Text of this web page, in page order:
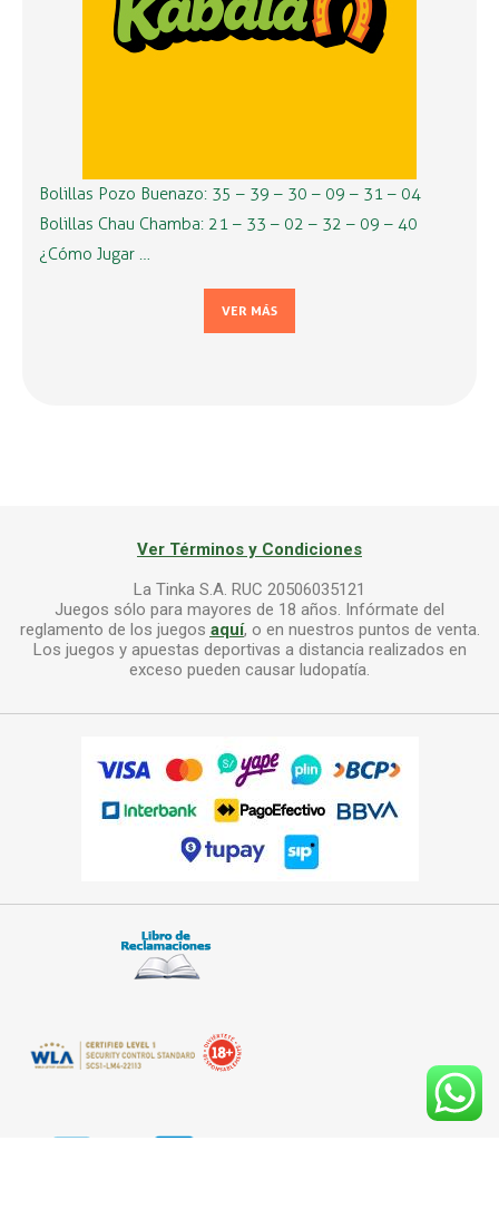
Bolillas Pozo Buenazo: 35 – 39 – 30 – 09 – 31 – 04
Bolillas Chau Chamba: 21 – 33 – 02 – 32 – 09 – 40
¿Cómo Jugar …
VER MÁS
Ver Términos y Condiciones
La Tinka S.A. RUC 20506035121
Juegos sólo para mayores de 18 años. Infórmate del
reglamento de los juegos aquí, o en nuestros puntos de venta.
Los juegos y apuestas deportivas a distancia realizados en
exceso pueden causar ludopatía.